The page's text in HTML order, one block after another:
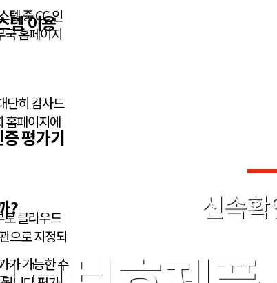
신속
평가기
클라우드
으로 지정되
템 이용
단히 감사드
홈페이지에
템 중 CC 인
홈페이지
?
가 가능한 수